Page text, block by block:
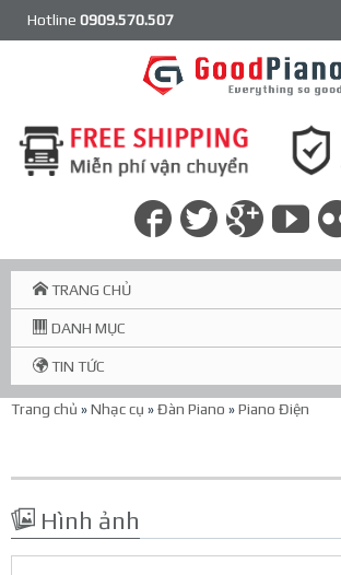
Hotline 0909.570.507
TRANG CHỦ
DANH MỤC
TIN TỨC
Trang chủ »Nhạc cụ »Đàn Piano »Piano Điện
Hình ảnh